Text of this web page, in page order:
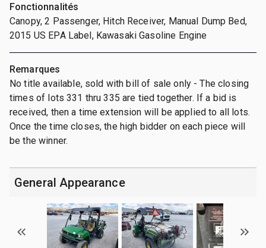
Fonctionnalités
Canopy, 2 Passenger, Hitch Receiver, Manual Dump Bed,
2015 US EPA Label, Kawasaki Gasoline Engine
Remarques
No title available, sold with bill of sale only - The closing
times of lots 331 thru 335 are tied together. If a bid is
received, then a time extension will be applied to all lots.
Once the time closes, the high bidder on each piece will
be the winner.
General Appearance